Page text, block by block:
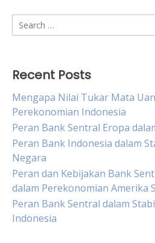
Search
for:
Recent Posts
Mengapa Nilai Tukar Mata
Perekonomian Indonesia
Peran Bank Sentral Eropa
Peran Bank Indonesia dalam
Negara
Peran dan Kebijakan Bank
dalam Perekonomian Amerika
Peran Bank Sentral dalam
Indonesia